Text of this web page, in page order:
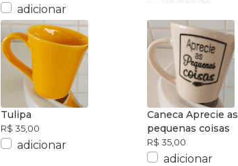
adicionar
Tulipa
R$ 35,00
adicionar
Caneca Aprecie as
pequenas coisas
R$ 35,00
adicionar